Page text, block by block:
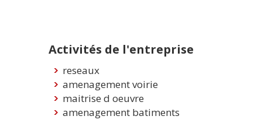
Activités de l'entreprise
reseaux
amenagement voirie
maitrise d oeuvre
amenagement batiments